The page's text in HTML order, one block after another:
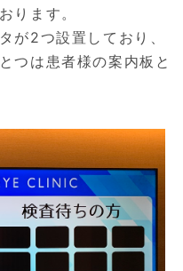
ります。
が2つ設置しており、
つは患者様の案内板と